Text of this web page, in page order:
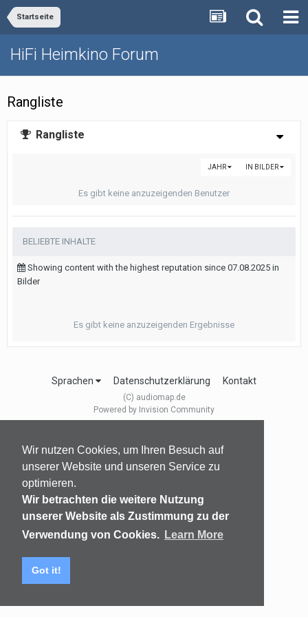
Wir nutzen Cookies, um Ihren Besuch auf
unserer Website und unseren Service zu
optimieren.
Wir betrachten die weitere Nutzung
unserer Website als Zustimmung zu der
Verwendung von Cookies. Learn More
Got it!
Startseite
HiFi Heimkino Forum
Rangliste
Rangliste
IN BILDER
JAHR
Es gibt keine anzuzeigenden Benutzer
BELIEBTE INHALTE
Showing content with the highest reputation since 07.08.2025 in
Bilder
Es gibt keine anzuzeigenden Ergebnisse
Sprachen Datenschutzerklärung Kontakt
(C) audiomap.de
Powered by Invision Community